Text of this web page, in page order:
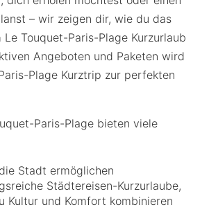
– wir zeigen dir, wie du das
Le Touquet-Paris-Plage Kurzurlaub
Angeboten und Paketen wird
Plage Kurztrip zur perfekten
Paris-Plage bieten viele
Stadt ermöglichen
Städtereisen-Kurzurlaube,
Kultur und Komfort kombinieren